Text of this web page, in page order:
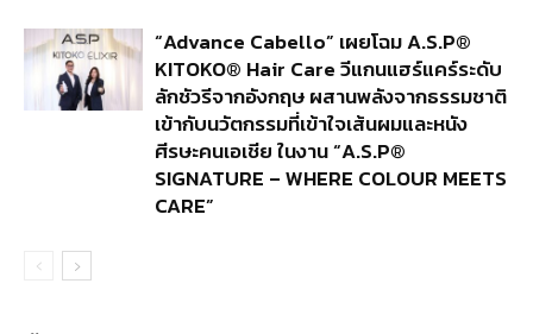
“Advance Cabello” เผยโฉม A.S.P®
KITOKO® Hair Care วีแกนแฮร์แคร์ระดับ
ลักชัวรีจากอังกฤษ ผสานพลังจากธรรมชาติ
เข้ากับนวัตกรรมที่เข้าใจเส้นผมและหนัง
ศีรษะคนเอเชีย ในงาน “A.S.P®
SIGNATURE – WHERE COLOUR MEETS
CARE”